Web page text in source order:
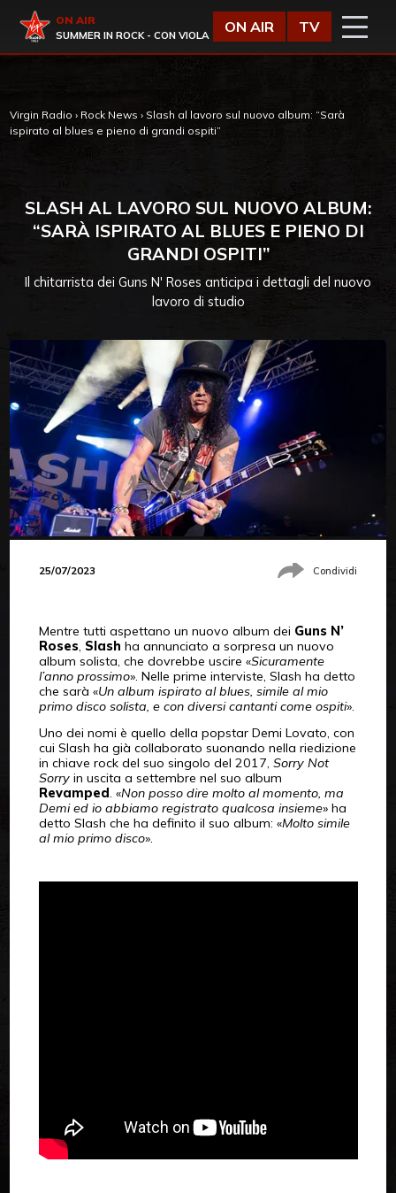
Virgin Radio
ON AIR
SUMMER IN ROCK - CON VIOLA
ON AIR TV
Virgin Radio › Rock News › Slash al lavoro sul nuovo album: “Sarà
ispirato al blues e pieno di grandi ospiti”
SLASH AL LAVORO SUL NUOVO ALBUM:
“SARÀ ISPIRATO AL BLUES E PIENO DI
GRANDI OSPITI”
Il chitarrista dei Guns N' Roses anticipa i dettagli del nuovo
lavoro di studio
25/07/2023 Condividi
Mentre tutti aspettano un nuovo album dei Guns N’
Roses, Slash ha annunciato a sorpresa un nuovo
album solista, che dovrebbe uscire «Sicuramente
l’anno prossimo». Nelle prime interviste, Slash ha detto
che sarà «Un album ispirato al blues, simile al mio
primo disco solista, e con diversi cantanti come ospiti».
Uno dei nomi è quello della popstar Demi Lovato, con
cui Slash ha già collaborato suonando nella riedizione
in chiave rock del suo singolo del 2017, Sorry Not
Sorryin uscita a settembre nel suo album
Revamped. «Non posso dire molto al momento, ma
Demi ed io abbiamo registrato qualcosa insieme» ha
detto Slash che ha definito il suo album: «Molto simile
al mio primo disco».